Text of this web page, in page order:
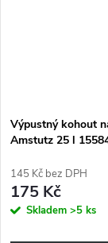
Výpustný kohout
Amstutz 25 l
145 Kč bez DPH
175 Kč
Skladem >5 ks